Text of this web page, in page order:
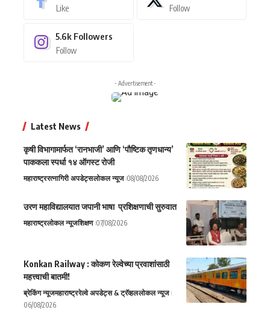
Like Follow
5.6k Followers
Follow
- Advertisement -
Latest News
कृषी विभागामार्फत ‘रानभाजी’ आणि ‘पौष्टिक तृणधान्य’
पाककला स्पर्धा १४ ऑगस्ट रोजी
महाराष्ट्ररत्नागिरी अपडेट्सलोकल न्यूज 08/08/2026
उरण महाविद्यालयात जपानी भाषा प्रशिक्षणाची सुरुवात
महाराष्ट्रलोकल न्यूजशिक्षण 07/08/2026
Konkan Railway : कोकण रेल्वेच्या प्रवाशांसाठी
महत्त्वाची बातमी!
ब्रेकिंग न्यूजमहाराष्ट्ररेल्वे अपडेट्स & ट्रॅव्हललोकल न्यूज
06/08/2026